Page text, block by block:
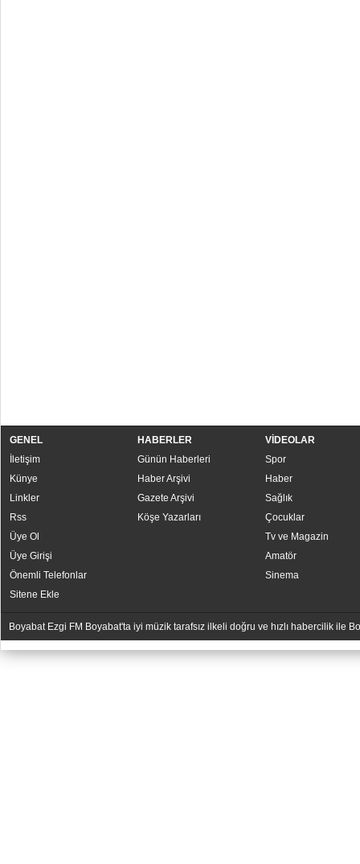
GENEL
İletişim
Künye
Linkler
Rss
Üye Ol
Üye Girişi
Önemli Telefonlar
Sitene Ekle
HABERLER
Günün Haberleri
Haber Arşivi
Gazete Arşivi
Köşe Yazarları
VİDEOLAR
Spor
Haber
Sağlık
Çocuklar
Tv ve Magazin
Amatör
Sinema
Boyabat Ezgi FM Boyabat'ta iyi müzik tarafsız ilkeli doğru ve hızlı habercilik ile